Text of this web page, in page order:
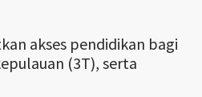
akses pendidikan bagi
(3T), serta